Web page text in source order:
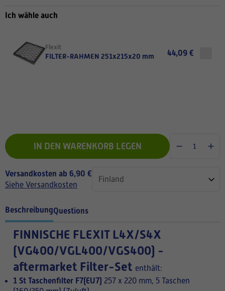
Ich wähle auch
Flexit
FILTER-RAHMEN 251x215x20 mm 44,09 €
IN DEN WARENKORB LEGEN
Versandkosten ab 6,90 €
Siehe Versandkosten
BeschreibungQuestions
FINNISCHE FLEXIT L4X/S4X
(VG400/VGL400/VGS400) -
aftermarket Filter-Set enthält:
1 St Taschenfilter F7(EU7) 257 x 220 mm, 5 Taschen